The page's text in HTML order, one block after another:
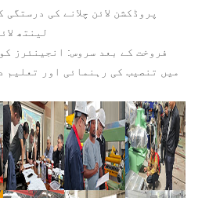
پروڈکشن لائن چلانے کی
لینتھ
میں تنصیب کی رہنمائی اور تعلیم